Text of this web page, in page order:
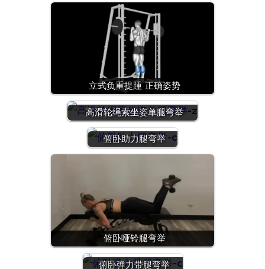
立式负重提踵 正确姿势
高滑轮绳索坐姿单腿弯举
俯卧助力腿弯举
俯卧哑铃腿弯举
俯卧弹力带腿弯举